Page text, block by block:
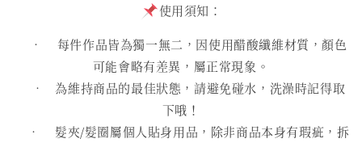
使用須知：
• 每件作品皆為獨一無二，因使用醋酸纖維材質，顏色
可能會略有差異，屬正常現象。
• 為維持商品的最佳狀態，請避免碰水，洗澡時記得取
下哦！
• 髮夾/髮圈屬個人貼身用品，除非商品本身有瑕疵，拆